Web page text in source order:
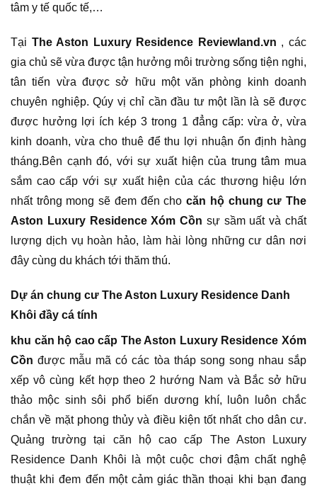
tâm y tế quốc tế,…
Tại The Aston Luxury Residence Reviewland.vn , các
gia chủ sẽ vừa được tận hưởng môi trường sống tiện nghi,
tân tiến vừa được sở hữu một văn phòng kinh doanh
chuyên nghiệp. Qúy vị chỉ cần đầu tư một lần là sẽ được
được hưởng lợi ích kép 3 trong 1 đẳng cấp: vừa ở, vừa
kinh doanh, vừa cho thuê để thu lợi nhuận ổn định hàng
tháng.Bên cạnh đó, với sự xuất hiện của trung tâm mua
sắm cao cấp với sự xuất hiện của các thương hiệu lớn
nhất trông mong sẽ đem đến chocăn hộ chung cư The
Aston Luxury Residence Xóm Cồn sự sầm uất và chất
lượng dịch vụ hoàn hảo, làm hài lòng những cư dân nơi
đây cùng du khách tới thăm thú.
Dự án chung cư The Aston Luxury Residence Danh
Khôi đầy cá tính
khu căn hộ cao cấp The Aston Luxury Residence Xóm
Cồn được mẫu mã có các tòa tháp song song nhau sắp
xếp vô cùng kết hợp theo 2 hướng Nam và Bắc sở hữu
thảo mộc sinh sôi phổ biến dương khí, luôn luôn chắc
chắn về mặt phong thủy và điều kiện tốt nhất cho dân cư.
Quảng trường tại căn hộ cao cấp The Aston Luxury
Residence Danh Khôi là một cuộc chơi đậm chất nghệ
thuật khi đem đến một cảm giác thần thoại khi bạn đang